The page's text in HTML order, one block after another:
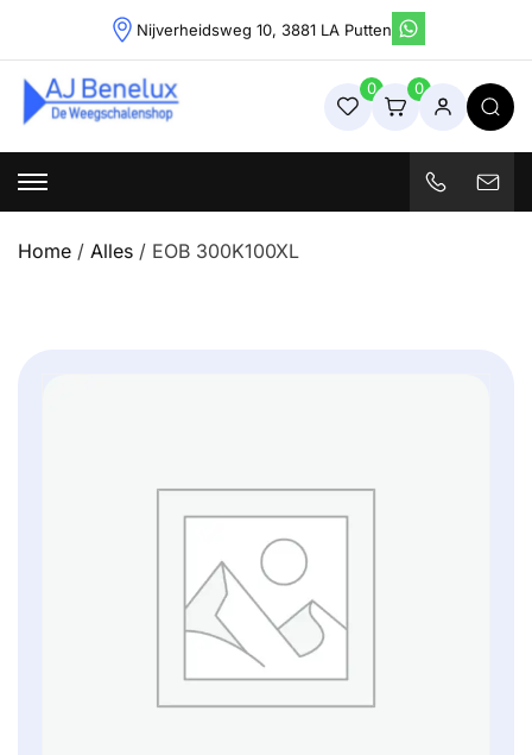
content
Nijverheidsweg 10, 3881 LA Putten
Weegschalenshop | Precisieweegschalen & Industriële
Weegoplossingen
0 0
Home / Alles / EOB 300K100XL